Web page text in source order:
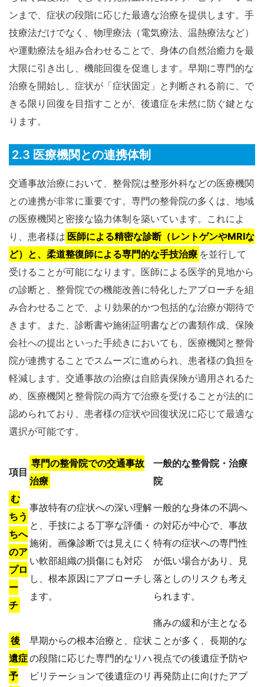
ンまで、症状の段階に応じた最適な治療を提供します。手
技療法だけでなく、物理療法（電気療法、温熱療法など）
や運動療法を組み合わせることで、身体の自然治癒力を最
大限に引き出し、機能回復を促進します。早期に専門的な
治療を開始し、症状が「症状固定」と判断される前に、で
きる限り回復を目指すことが、後遺症を未然に防ぐ鍵とな
ります。
2.3 医療機関との連携体制
交通事故治療において、整骨院は整形外科などの医療機関
との連携が非常に重要です。専門の整骨院の多くは、地域
の医療機関と密接な協力体制を築いています。これによ
り、患者様は 医師による精密な診断（レントゲンやMRIな
ど）と、柔道整復師による専門的な手技治療 を並行して
受けることが可能になります。医師による医学的見地から
の診断と、整骨院での機能改善に特化したアプローチを組
み合わせることで、より効果的かつ包括的な治療が期待で
きます。また、診断書や施術証明書などの書類作成、保険
会社への提出といった手続きにおいても、医療機関と整骨
院が連携することでスムーズに進められ、患者様の負担を
軽減します。交通事故の治療は自賠責保険が適用されるた
め、医療機関と整骨院の両方で治療を受けることが法的に
認められており、患者様の症状や回復状況に応じて最適な
選択が可能です。
項目
専門の整骨院での交通事故
治療
一般的な整骨院・治療
院
む
ちう
ちへ
のア
プロ
ー
チ
事故特有の症状への深い理解
と、手技による丁寧な評価・
施術。画像診断では見えにく
い軟部組織の損傷にも対応
し、根本原因にアプローチし
ます。
一般的な身体の不調へ
の対応が中心で、事故
特有の症状への専門性
が低い場合があり、見
落としのリスクも考え
られます。
後
遺症
予
早期からの根本治療と、症状
の段階に応じた専門的なリハ
ビリテーションで後遺症のリ
痛みの緩和が主となる
ことが多く、長期的な
視点での後遺症予防や
再発防止に向けたアプ